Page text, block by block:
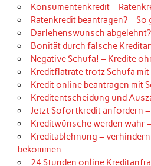
Konsumentenkredit –
Ratenkredit beantragen? –
Darlehenswunsch
Bonität durch falsche
Negative Schufa! – Kredite
Kreditflatrate trotz Schufa
Kredit online beantragen mit
Kreditentscheidung und
Jetzt Sofortkredit anfordern
Kreditwünsche werden wahr
Kreditablehnung –
bekommen
24 Stunden online